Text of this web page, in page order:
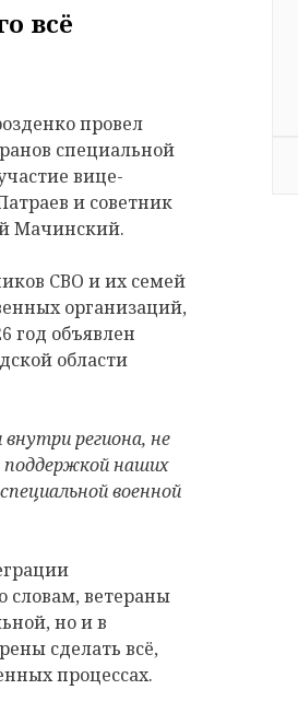
всё
провел
специальной
вице-
и советник
Мачинский.
СВО и их семей
организаций,
год объявлен
области
региона, не
наших
военной
словам, ветераны
но и в
сделать всё,
процессах.